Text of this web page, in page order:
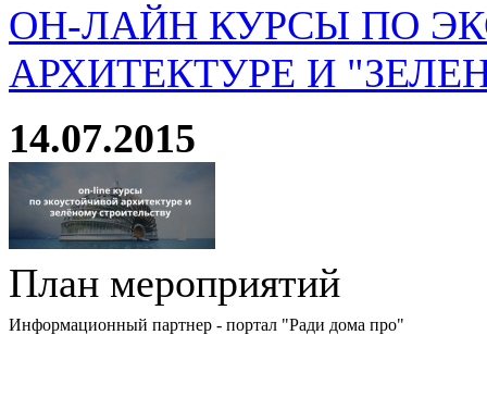
ОН-ЛАЙН КУРСЫ ПО
АРХИТЕКТУРЕ И
14.07.2015
План мероприятий
Информационный партнер - портал "Ради дома про"